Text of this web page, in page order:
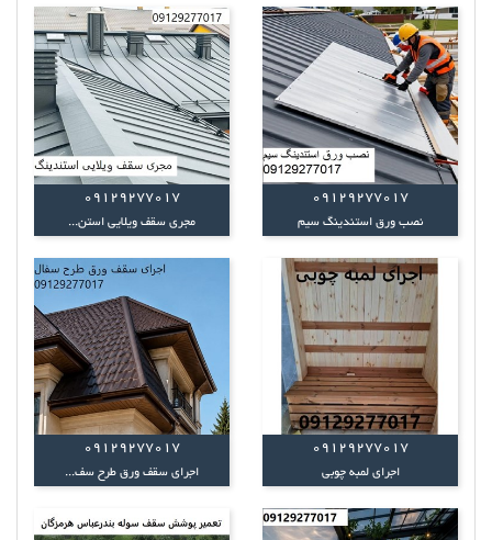
09129277017
نصب ورق استندینگ سیم
09129277017
مجری سقف ویلایی استن...
09129277017
اجرای لمبه چوبی
09129277017
اجرای سقف ورق طرح سف...